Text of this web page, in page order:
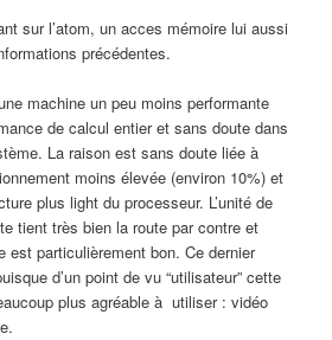
sur l’atom, un acces mémoire lui aussi
précédentes.
machine un peu moins performante
de calcul entier et sans doute dans
La raison est sans doute liée à
moins élevée (environ 10%) et
plus light du processeur. L’unité de
tient très bien la route par contre et
est particulièrement bon. Ce dernier
d’un point de vu “utilisateur” cette
plus agréable à utiliser : vidéo